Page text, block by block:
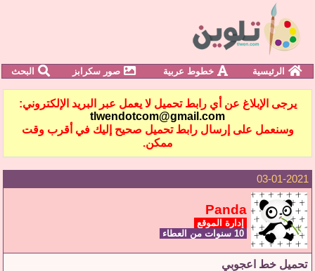
الرئيسية خطوط عربية صور سكرابز البحث
يرجى الإبلاغ عن أي رابط تحميل لا يعمل عبر البريد الإلكتروني:
tlwendotcom@gmail.com
وسنعمل على إرسال رابط تحميل صحيح إليك في أقرب وقت
ممكن.
03-01-2021
Panda
إدارة الموقع
تحميل خط اعجوبي